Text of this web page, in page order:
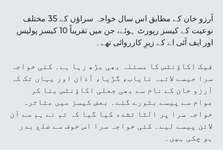
آرزو خان کے مطابق اس سال خواجہ سراؤں کے 35 مختلف
نوعیت کے کیسز رپورٹ ہوئے، جن میں تقریباً 10 کیسز پولیس
اور ایف آئی اے کے زیرِ کارروائی تھے۔
فیک اکاؤنٹس کا مسئلہ بھی بڑھ رہا ہے۔ کئی خواجہ
سرا جیسے لائبہ نایاب، گڑیا، آذان اور یہاں تک کہ
آرزو خان کے نام سے بھی جعلی اکاؤنٹس بنا کر
عوام سے پیسے بٹورے گئے۔ بعض کیسز میں متاثرہ
خواجہ سرا پر الٹا تشدد کیا گیا کہ تم نے ہم سے آن
لائن پیسے لیے۔ کئی خواجہ سرا اس خوف سے ضلع بدر
ہو چکی ہیں۔